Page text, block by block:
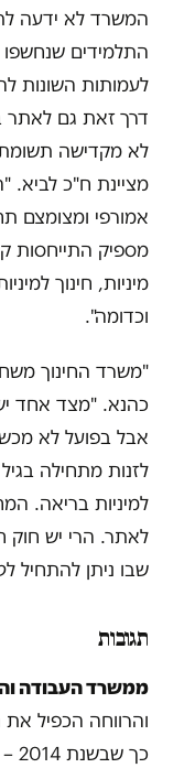
המשרד לא ידעה
התלמידים
לעמותות השונות
דרך זאת גם לאתר
לא מקדישה תשומת
מציינת ח"כ לביא.
אמורפי ומצומצם
מספיק התייחסות
מיניות, חינוך
וכדומה".
"משרד החינוך
כהנא. "מצד אחד
אבל בפועל לא
למיניות בריאה.
לאתר. הרי יש חוק
שבו ניתן להתחיל
תגובות
ממשרד העבודה
והרווחה הכפיל את